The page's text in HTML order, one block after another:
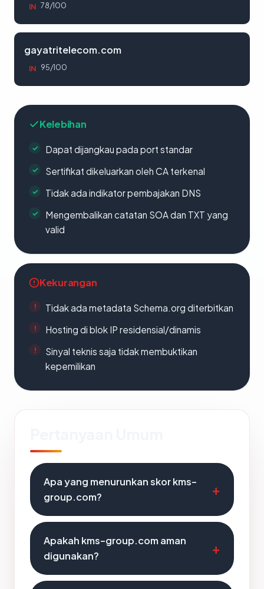
IN 78/100
gayatritelecom.com
IN 95/100
Kelebihan
Dapat dijangkau pada port standar
Sertifikat dikeluarkan oleh CA terkenal
Tidak ada indikator pembajakan DNS
Mengembalikan catatan SOA dan TXT yang
valid
Kekurangan
Tidak ada metadata Schema.org diterbitkan
Hosting di blok IP residensial/dinamis
Sinyal teknis saja tidak membuktikan
kepemilikan
Apa yang menurunkan skor kms-
group.com?
Apakah kms-group.com aman
digunakan?